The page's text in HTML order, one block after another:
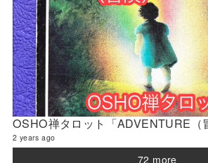
2 years ago
72 more